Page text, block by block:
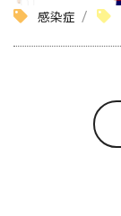
感染症